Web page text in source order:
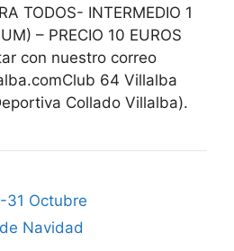
TODOS- INTERMEDIO 1
– PRECIO 10 EUROS
con nuestro correo
64 Villalba
Collado Villalba).
31 Octubre
Navidad